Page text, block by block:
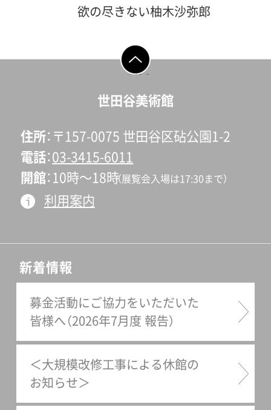
民話などの物語を寄稿しまし
に描かれた挿絵原画を初公開
します。そのなかには絵本『ぶ
おなじみの「ぶたぶたくん」の
経緯をご紹介するほか、サタ
ワル島の民話を色鮮やかな色
彩で描いた「おによりつよい
おれまーい」（1971年11月号掲
る創作・型染による表現世田
谷美術館が所蔵する柚木沙弥
動を意識するようになった
た。本展では、当館の収蔵品か
けた《マスク》のほか、不思議
な生き物をあらわした彫刻
ったレリーフなど、帰国後に
制作された作品をご紹介して
います。土方久功《マスク》
1929-1949年、世田谷美術館…
土方久功《二人(間の抜けた闘
野則宏これらの収蔵品に加
童話の挿絵原画です。土方は
『ぶたぶたくんのおかいもの』
（1970年、福音館書店刊）をは
じめ複数の絵本を出版し、福
音館書店から刊行されている
雑誌『母の友』にも童話の数々
学芸員がふたりの作家それぞ
世田美チャンネル vol.34 「2
分でちょっとでよくわか
の多彩な創作世界」（約2分30
秒） →世田美チャンネルを
Youtubeで見る会期：2023年9
月9日(土)～11月5日(日)開館
時間：10:00～18:00（入場は
17:30まで）休館日：毎週月曜
示室展覧会基本情報は《こち
テンツ「世田美チャンネル」に
もどる→こちら
欲の尽きない柚木沙弥郎
功と柚木沙弥郎―熱き体験と
創作の愉しみ」として館の所
1977）の作品と柚木沙弥郎の
作品をご紹介します。展覧会
周辺で10年以上を過ごし、そ
の後世田谷区豪徳寺のアトリ
エで制作した土方の作品が展
木が60歳を過ぎた1982年以降
柳宗悦の「民藝」の思想と芹沢
銈介の型染のカレンダーとの
出会いをきっかけに、染色の
道を歩み始めました。本展に
展示される柚木の作品は、工
芸家としての制作から、より
枠に捉われない自由な創作を
ページの先頭へ戻
世田谷美術館
住所 〒157-0075 世田谷区砧公園1-2
電話 03-3415-6011
開館 10時〜18時（展覧会入場は17:30まで）
利用案内
新着情報
募金活動にご協力をいただいた
皆様へ（2026年7月度 報告）
＜大規模改修工事による休館の
お知らせ＞